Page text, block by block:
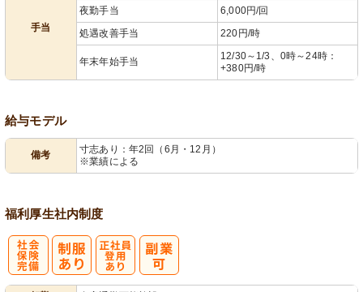
手当
夜勤手当
6,000円/回
処遇改善手当
220円/時
年末年始手当
12/30～1/3、0時～24時：
+380円/時
給与モデル
備考
寸志あり：年2回（6月・12月）
※業績による
福利厚生社内制度